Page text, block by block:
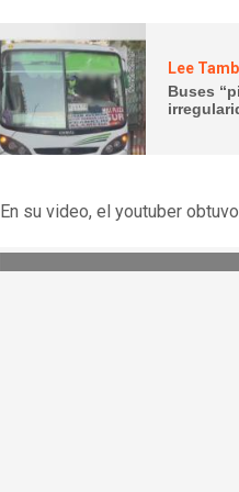
Lee
Buses
En su video, el youtuber